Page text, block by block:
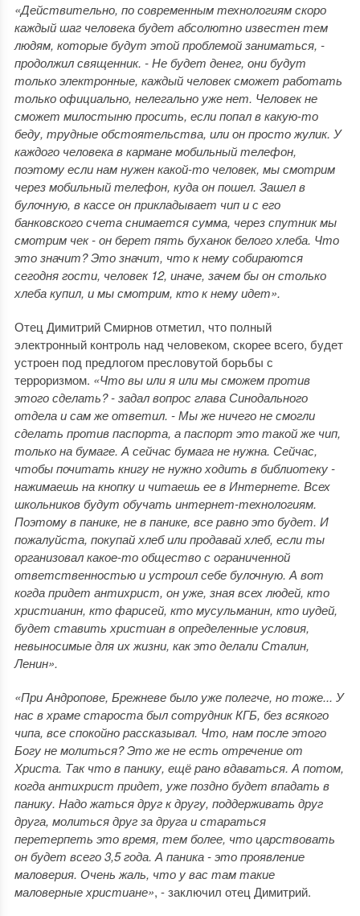
«Действительно, по современным технологиям скоро
каждый шаг человека будет абсолютно известен тем
людям, которые будут этой проблемой заниматься, -
продолжил священник. - Не будет денег, они будут
только электронные, каждый человек сможет работать
только официально, нелегально уже нет. Человек не
сможет милостыню просить, если попал в какую-то
беду, трудные обстоятельства, или он просто жулик. У
каждого человека в кармане мобильный телефон,
поэтому если нам нужен какой-то человек, мы смотрим
через мобильный телефон, куда он пошел. Зашел в
булочную, в кассе он прикладывает чип и с его
банковского счета снимается сумма, через спутник мы
смотрим чек - он берет пять буханок белого хлеба. Что
это значит? Это значит, что к нему собираются
сегодня гости, человек 12, иначе, зачем бы он столько
хлеба купил, и мы смотрим, кто к нему идет».
Отец Димитрий Смирнов отметил, что полный
электронный контроль над человеком, скорее всего, будет
устроен под предлогом пресловутой борьбы с
терроризмом. «Что вы или я или мы сможем против
этого сделать? - задал вопрос глава Синодального
отдела и сам же ответил. - Мы же ничего не смогли
сделать против паспорта, а паспорт это такой же чип,
только на бумаге. А сейчас бумага не нужна. Сейчас,
чтобы почитать книгу не нужно ходить в библиотеку -
нажимаешь на кнопку и читаешь ее в Интернете. Всех
школьников будут обучать интернет-технологиям.
Поэтому в панике, не в панике, все равно это будет. И
пожалуйста, покупай хлеб или продавай хлеб, если ты
организовал какое-то общество с ограниченной
ответственностью и устроил себе булочную. А вот
когда придет антихрист, он уже, зная всех людей, кто
христианин, кто фарисей, кто мусульманин, кто иудей,
будет ставить христиан в определенные условия,
невыносимые для их жизни, как это делали Сталин,
Ленин».
«При Андропове, Брежневе было уже полегче, но тоже... У
нас в храме староста был сотрудник КГБ, без всякого
чипа, все спокойно рассказывал. Что, нам после этого
Богу не молиться? Это же не есть отречение от
Христа. Так что в панику, ещё рано вдаваться. А потом,
когда антихрист придет, уже поздно будет впадать в
панику. Надо жаться друг к другу, поддерживать друг
друга, молиться друг за друга и стараться
перетерпеть это время, тем более, что царствовать
он будет всего 3,5 года. А паника - это проявление
маловерия. Очень жаль, что у вас там такие
маловерные христиане», - заключил отец Димитрий.